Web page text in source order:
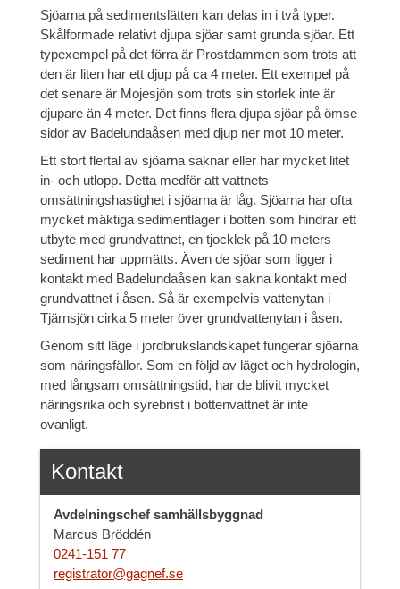
Sjöarna på sedimentslätten kan delas in i två typer.
Skålformade relativt djupa sjöar samt grunda sjöar. Ett
typexempel på det förra är Prostdammen som trots att
den är liten har ett djup på ca 4 meter. Ett exempel på
det senare är Mojesjön som trots sin storlek inte är
djupare än 4 meter. Det finns flera djupa sjöar på ömse
sidor av Badelundaåsen med djup ner mot 10 meter.
Ett stort flertal av sjöarna saknar eller har mycket litet
in- och utlopp. Detta medför att vattnets
omsättningshastighet i sjöarna är låg. Sjöarna har ofta
mycket mäktiga sedimentlager i botten som hindrar ett
utbyte med grundvattnet, en tjocklek på 10 meters
sediment har uppmätts. Även de sjöar som ligger i
kontakt med Badelundaåsen kan sakna kontakt med
grundvattnet i åsen. Så är exempelvis vattenytan i
Tjärnsjön cirka 5 meter över grundvattenytan i åsen.
Genom sitt läge i jordbrukslandskapet fungerar sjöarna
som näringsfällor. Som en följd av läget och hydrologin,
med långsam omsättningstid, har de blivit mycket
näringsrika och syrebrist i bottenvattnet är inte
ovanligt.
Kontakt
Avdelningschef samhällsbyggnad
Marcus Bröddén
0241-151 77
registrator@gagnef.se